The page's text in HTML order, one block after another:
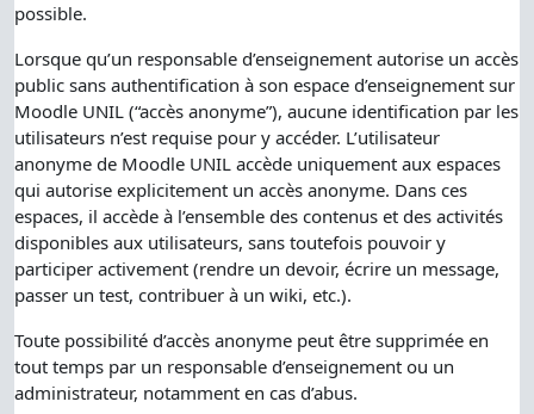
possible.
Lorsque qu’un responsable d’enseignement autorise un accès
public sans authentification à son espace d’enseignement sur
Moodle UNIL (“accès anonyme”), aucune identification par les
utilisateurs n’est requise pour y accéder. L’utilisateur
anonyme de Moodle UNIL accède uniquement aux espaces
qui autorise explicitement un accès anonyme. Dans ces
espaces, il accède à l’ensemble des contenus et des activités
disponibles aux utilisateurs, sans toutefois pouvoir y
participer activement (rendre un devoir, écrire un message,
passer un test, contribuer à un wiki, etc.).
Toute possibilité d’accès anonyme peut être supprimée en
tout temps par un responsable d’enseignement ou un
administrateur, notamment en cas d’abus.